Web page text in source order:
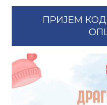
ПРИЈЕМ